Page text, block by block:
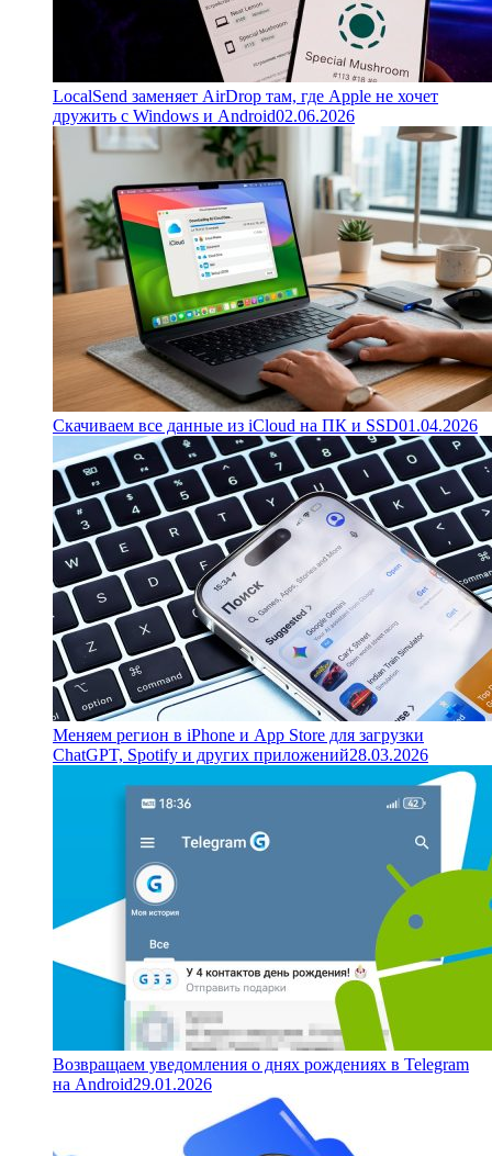
LocalSend заменяет AirDrop там, где Apple не хочет
дружить с Windows и Android02.06.2026
Скачиваем все данные из iCloud на ПК и SSD01.04.2026
Меняем регион в iPhone и App Store для загрузки
ChatGPT, Spotify и других приложений28.03.2026
Возвращаем уведомления о днях рождениях в Telegram
на Android29.01.2026